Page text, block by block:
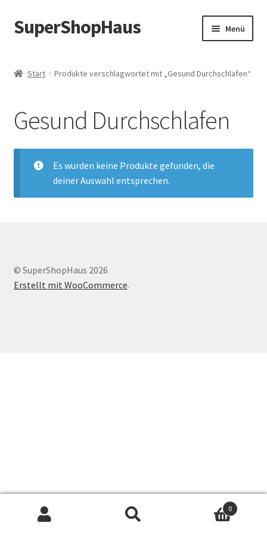
Zur
Navigation
Zum
Inhalt
SuperShopHaus Menü
Start Produkte verschlagwortet mit „Gesund Durchschlafen“
Gesund Durchschlafen
Es wurden keine Produkte gefunden, die
deiner Auswahl entsprechen.
© SuperShopHaus 2026
Erstellt mit WooCommerce.
0